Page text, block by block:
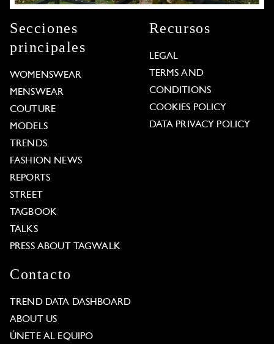
Secciones
principales
WOMENSWEAR
MENSWEAR
COUTURE
MODELS
TRENDS
FASHION NEWS
REPORTS
STREET
TAGBOOK
TALKS
PRESS ABOUT TAGWALK
Recursos
LEGAL
TERMS AND
CONDITIONS
COOKIES POLICY
DATA PRIVACY POLICY
Contacto
TREND DATA DASHBOARD
ABOUT US
ÚNETE AL EQUIPO